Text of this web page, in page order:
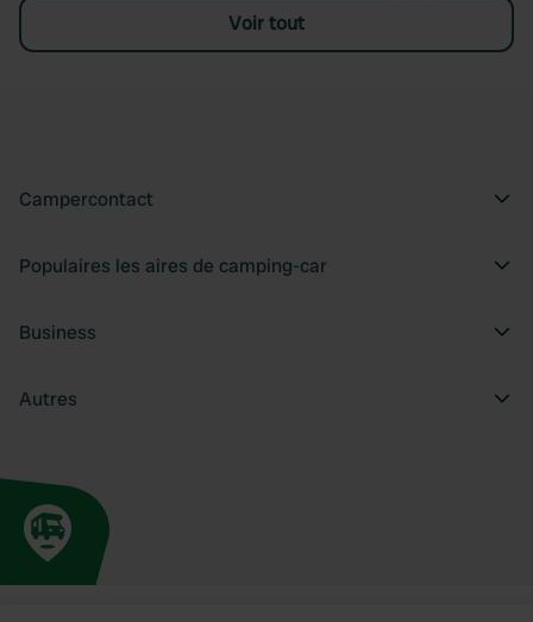
Voir tout
Campercontact
Populaires les aires de camping-car
Business
Autres